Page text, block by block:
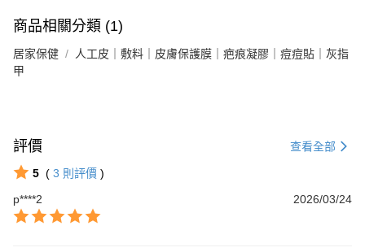
商品相關分類 (1)
居家保健
人工皮｜敷料｜皮膚保護膜｜疤痕凝膠｜痘痘貼｜灰指
甲
評價 查看全部
5 ( 3 則評價 )
p****2
2026/03/24